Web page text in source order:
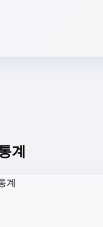
계
계